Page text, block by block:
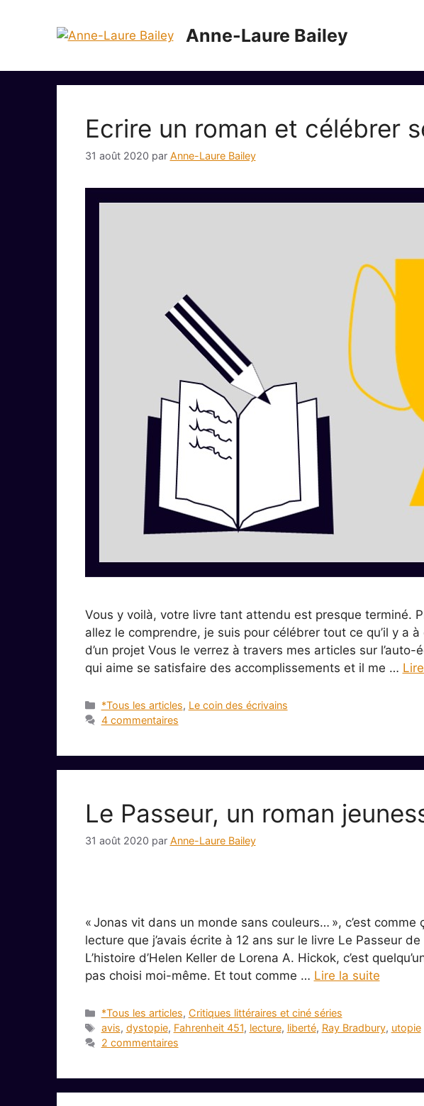
Anne-Laure Bailey
Ecrire un roman et célébrer
31 août 2020 par Anne-Laure Bailey
Vous y voilà, votre livre tant attendu est presque terminé.
allez le comprendre, je suis pour célébrer tout ce qu’il y a à
d’un projet Vous le verrez à travers mes articles sur
qui aime se satisfaire des accomplissements et il me …
Catégories
*Tous les articles, Le coin des écrivains
4 commentaires
Le Passeur, un roman
31 août 2020 par Anne-Laure Bailey
« Jonas vit dans un monde sans couleurs… », c’est
lecture que j’avais écrite à 12 ans sur le livre Le Passeur
L’histoire d’Helen Keller de Lorena A. Hickok, c’est
pas choisi moi-même. Et tout comme … Lire la suite
Catégories
*Tous les articles, Critiques littéraires et ciné séries
Étiquettes
avis, dystopie, Fahrenheit 451, lecture, liberté, Ray Bradbury, utopie
2 commentaires